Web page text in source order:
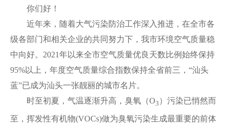
你们好！
近年来，随着大气污染防治工作深入推进，在全市各
级各部门和相关企业的共同努力下，我市环境空气质量稳
中向好。2021年以来全市空气质量优良天数比例始终保持
95%以上，年度空气质量综合指数保持全省前三，“汕头
蓝”已成为汕头一张靓丽的城市名片。
时至初夏，气温逐渐升高，臭氧（O3 ）污染已悄然而
至，挥发性有机物(VOCs)做为臭氧污染生成最重要的前体